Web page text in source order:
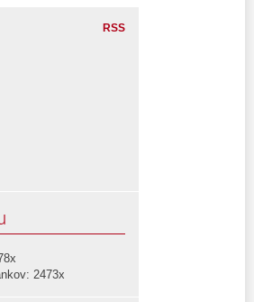
RSS
2473x